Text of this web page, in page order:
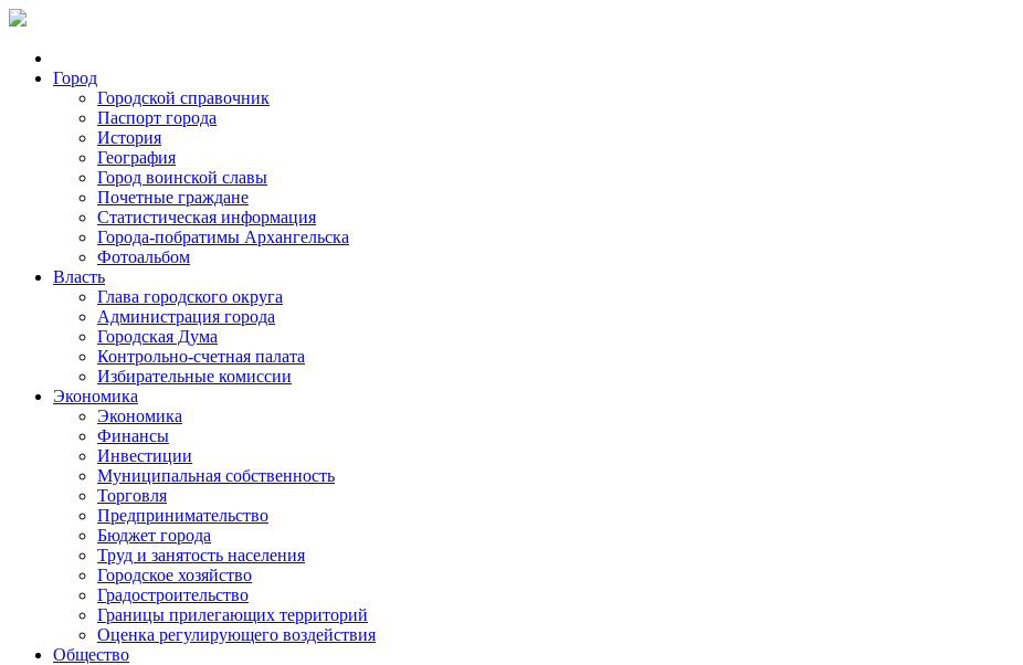
Город
Городской справочник
Паспорт города
История
География
Город воинской славы
Почетные граждане
Статистическая информация
Города-побратимы Архангельска
Фотоальбом
Власть
Глава городского округа
Администрация города
Городская Дума
Контрольно-счетная палата
Избирательные комиссии
Экономика
Экономика
Финансы
Инвестиции
Муниципальная собственность
Торговля
Предпринимательство
Бюджет города
Труд и занятость населения
Городское хозяйство
Градостроительство
Границы прилегающих территорий
Оценка регулирующего воздействия
Общество